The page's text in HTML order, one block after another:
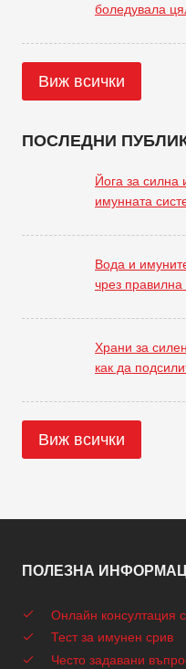
боледувала
Виж всички
ПОСЛЕДНИ
Йога за силна
имунната
Вода и
чрез
Храни за
как да
Виж всички
ПОЛЕЗНА
Онлайн консултация
Тест за имунен срив
Често задавани